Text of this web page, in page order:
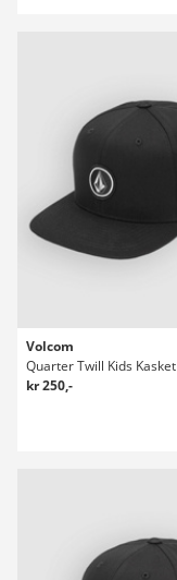
Volcom
Quarter Twill Kids Kasket
kr 250,-